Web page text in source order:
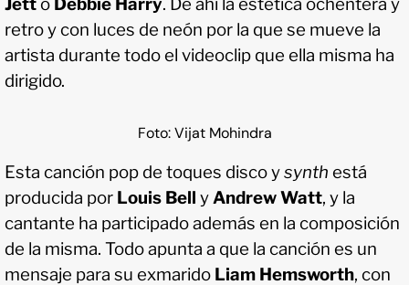
Jetto Debbie Harry. De ahí la estética ochentera y
retro y con luces de neón por la que se mueve la
artista durante todo el videoclip que ella misma ha
dirigido.
Foto: Vijat Mohindra
Esta canción pop de toques disco ysynth está
producida por Louis Bell yAndrew Watt, y la
cantante ha participado además en la composición
de la misma. Todo apunta a que la canción es un
mensaje para su exmarido Liam Hemsworth, con